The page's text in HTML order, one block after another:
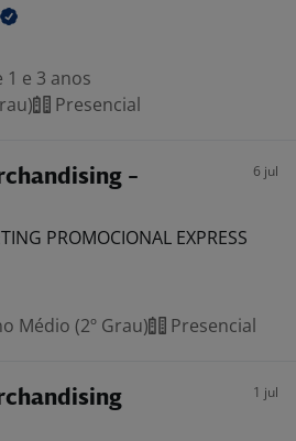
1 e 3 anos
Presencial
-
6 jul
PROMOCIONAL EXPRESS
Médio (2º Grau) Presencial
1 jul